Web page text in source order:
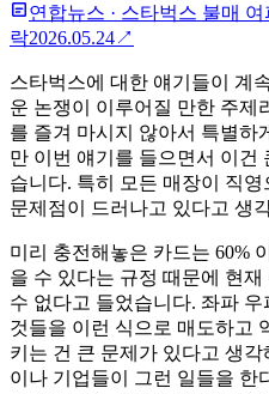
연합뉴스 · 스타벅스 불매
락2026.05.24↗
스타벅스에 대한 얘기들이 계
운 논쟁이 이루어질 만한 주제
를 즐겨 마시지 않아서 특별하
만 이번 얘기를 들으면서 이건
습니다. 특히 모든 매장이 직
문제점이 드러나고 있다고 생
미리 충전해놓은 카드는 60%
을 수 있다는 규정 때문에 현
수 없다고 들었습니다. 좌파
것들을 이런 식으로 매도하고
키는 건 큰 문제가 있다고 생
이나 기업들이 그런 일들을 한